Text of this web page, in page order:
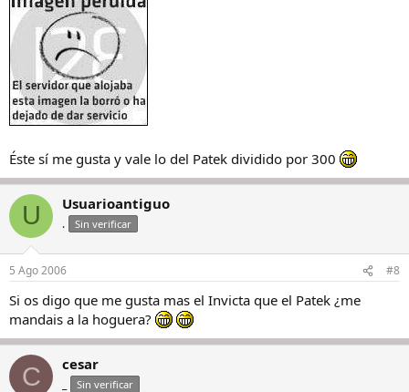
Éste sí me gusta y vale lo del Patek dividido por 300
U Usuarioantiguo
. Sin verificar
5 Ago 2006 #8
Si os digo que me gusta mas el Invicta que el Patek ¿me
mandais a la hoguera?
C cesar
Sin verificar